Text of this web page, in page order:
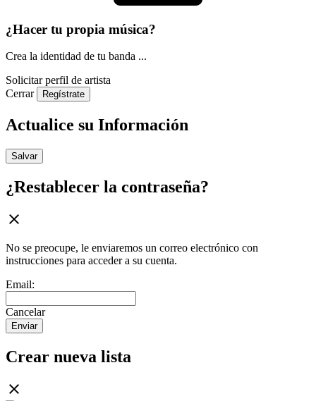
¿Hacer tu propia música?
Crea la identidad de tu banda ...
Solicitar perfil de artista
Cerrar
Regístrate
Actualice su Información
Salvar
¿Restablecer la contraseña?
No se preocupe, le enviaremos un correo electrónico con
instrucciones para acceder a su cuenta.
Email:
Cancelar
Enviar
Crear nueva lista